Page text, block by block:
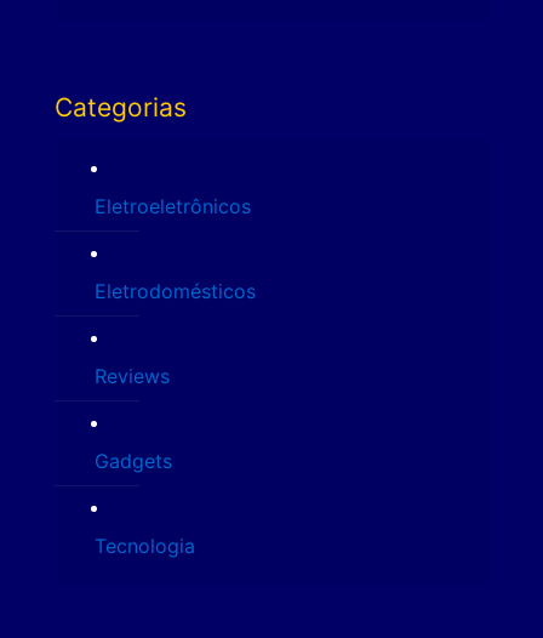
Categorias
Eletroeletrônicos
Eletrodomésticos
Reviews
Gadgets
Tecnologia